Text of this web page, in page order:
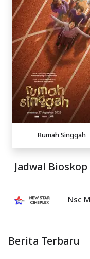
Rumah Singgah
Jadwal
Nsc
Berita Terbaru